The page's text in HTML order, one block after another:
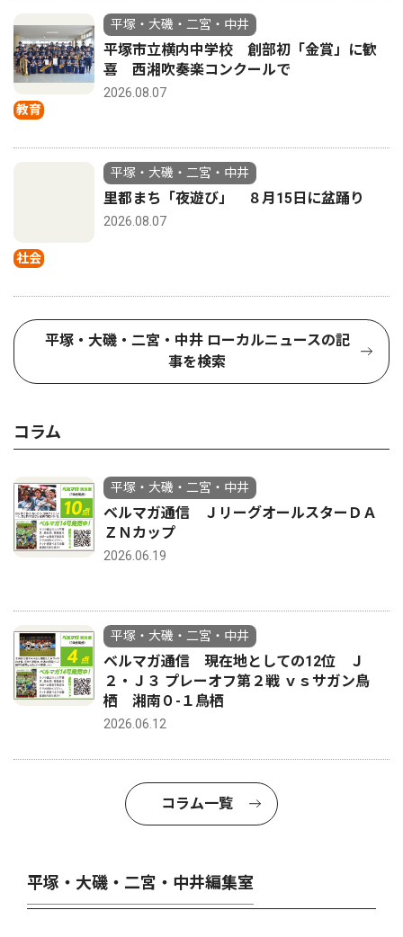
教育
平塚・大磯・二宮・中井
平塚市立横内中学校 創部初「金賞」に歓
喜 西湘吹奏楽コンクールで
2026.08.07
社会
平塚・大磯・二宮・中井
里都まち「夜遊び」 ８月15日に盆踊り
2026.08.07
平塚・大磯・二宮・中井 ローカルニュースの記
事を検索
コラム
平塚・大磯・二宮・中井
ベルマガ通信 ＪリーグオールスターＤＡ
ＺＮカップ
2026.06.19
平塚・大磯・二宮・中井
ベルマガ通信 現在地としての12位 Ｊ
２・Ｊ３ プレーオフ第２戦 ｖｓサガン鳥
栖 湘南０-１鳥栖
2026.06.12
コラム一覧
平塚・大磯・二宮・中井編集室